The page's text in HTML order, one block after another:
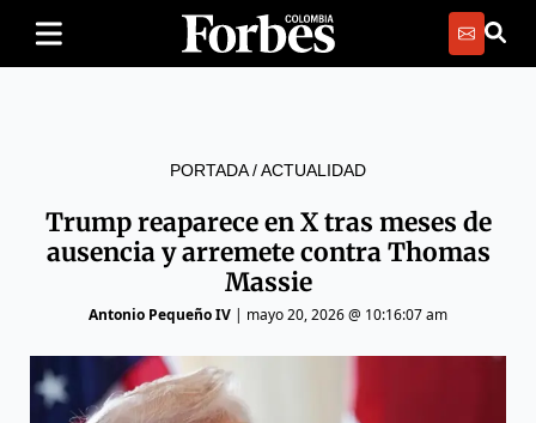
PORTADA/ACTUALIDAD
Trump reaparece en X tras meses de
ausencia y arremete contra Thomas
Massie
Antonio Pequeño IV | mayo 20, 2026 @ 10:16:07 am